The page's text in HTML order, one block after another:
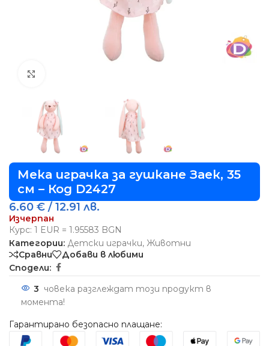
Мека играчка за гушкане Заек, 35
см – Код D2427
6.60 € / 12.91 лв.
Изчерпан
Курс: 1 EUR = 1.95583 BGN
Категории: Детски играчки, Животни
Сравни
Добави в любими
Сподели:
3 човека разглеждат този продукт в
момента!
Гарантирано безопасно плащане: